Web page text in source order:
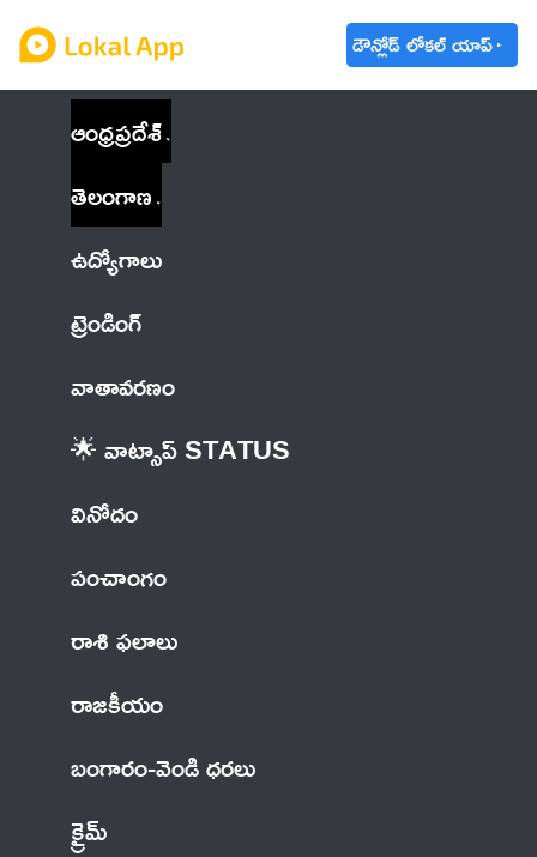
డౌన్లోడ్ లోకల్ యాప్
ఆంధ్రప్రదేశ్
తెలంగాణ
ఉద్యోగాలు
ట్రెండింగ్
వాతావరణం
🌟 వాట్సాప్ STATUS
వినోదం
పంచాంగం
రాశి ఫలాలు
రాజకీయం
బంగారం-వెండి ధరలు
క్రైమ్